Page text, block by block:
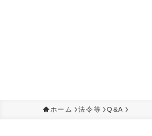
ホーム 法令等 Q&A